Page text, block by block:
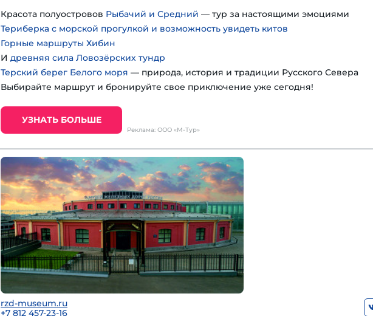
Красота полуостровов Рыбачий и Средний — тур за настоящими эмоциями
Териберка с морской прогулкой и возможность увидеть китов
Горные маршруты Хибин
И древняя сила Ловозёрских тундр
Терский берег Белого моря — природа, история и традиции Русского Севера
Выбирайте маршрут и бронируйте свое приключение уже сегодня!
УЗНАТЬ БОЛЬШЕ
Реклама: ООО «М-Тур»
rzd-museum.ru
+7 812 457-23-16